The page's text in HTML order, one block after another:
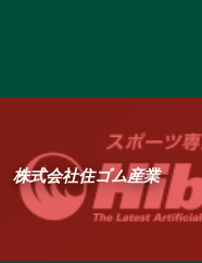
株式会社住ゴム産業